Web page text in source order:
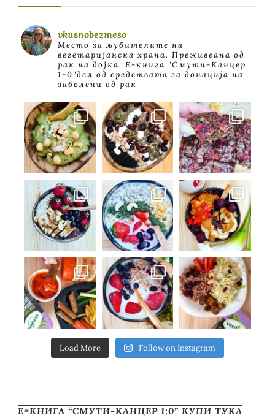
vkusnobezmeso
Место за љубителите на
вегетаријанска храна. Преживеана од
рак на дојка. E-книга "Смути-Канцер
1-0"дел од средствата за донација на
заболени од рак
Load More Follow on Instagram
Е=КНИГА “СМУТИ-КАНЦЕР 1:0” КУПИ ТУКА